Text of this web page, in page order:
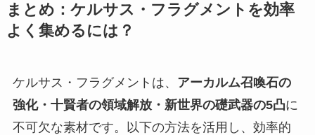
まとめ：ケルサス・フラグメントを効率
よく集めるには？
ケルサス・フラグメントは、 アーカルム召喚石の
強化・十賢者の領域解放・新世界の礎武器の5凸に
不可欠な素材です。以下の方法を活用し、効率的